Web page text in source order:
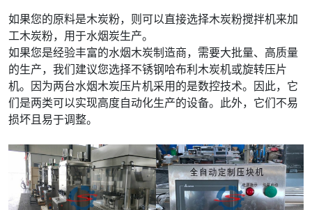
如果您的原料是木炭粉，则可以直接选择木炭粉搅拌机来加
工木炭粉，用于水烟炭生产。
如果您是经验丰富的水烟木炭制造商，需要大批量、高质量
的生产，我们建议您选择不锈钢哈布利木炭机或旋转压片
机。因为两台水烟木炭压片机采用的是数控技术。因此，它
们是两类可以实现高度自动化生产的设备。此外，它们不易
损坏且易于调整。